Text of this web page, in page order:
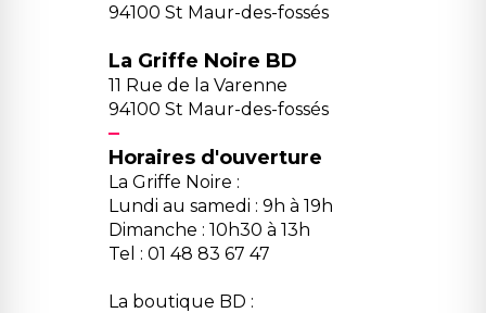
94100 St Maur-des-fossés
La Griffe Noire BD
11 Rue de la Varenne
94100 St Maur-des-fossés
Horaires d'ouverture
La Griffe Noire :
Lundi au samedi : 9h à 19h
Dimanche : 10h30 à 13h
Tel : 01 48 83 67 47
La boutique BD :